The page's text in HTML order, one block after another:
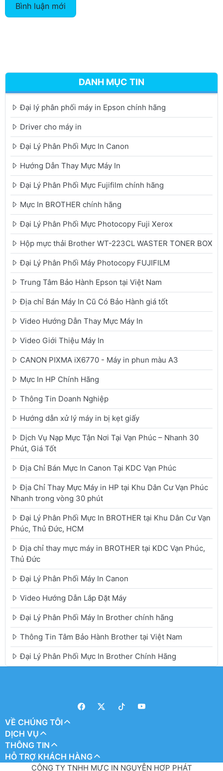
Bình luận mới
DANH MỤC TIN
Đại lý phân phối máy in Epson chính hãng
Driver cho máy in
Đại Lý Phân Phối Mực In Canon
Hướng Dẫn Thay Mực Máy In
Đại Lý Phân Phối Mực Fujifilm chính hãng
Mực In BROTHER chính hãng
Đại Lý Phân Phối Mực Photocopy Fuji Xerox
Hộp mực thải Brother WT-223CL WASTER TONER BOX
Đại Lý Phân Phối Máy Photocopy FUJIFILM
Trung Tâm Bảo Hành Epson tại Việt Nam
Địa chỉ Bán Máy In Cũ Có Bảo Hành giá tốt
Video Hướng Dẫn Thay Mực Máy In
Video Giới Thiệu Máy In
CANON PIXMA iX6770 - Máy in phun màu A3
Mực In HP Chính Hãng
Thông Tin Doanh Nghiệp
Hướng dẫn xử lý máy in bị kẹt giấy
Dịch Vụ Nạp Mực Tận Nơi Tại Vạn Phúc – Nhanh 30
Phút, Giá Tốt
Địa Chỉ Bán Mực In Canon Tại KDC Vạn Phúc
Địa Chỉ Thay Mực Máy in HP tại Khu Dân Cư Vạn Phúc
Nhanh trong vòng 30 phút
Đại Lý Phân Phối Mực In BROTHER tại Khu Dân Cư Vạn
Phúc, Thủ Đức, HCM
Địa chỉ thay mực máy in BROTHER tại KDC Vạn Phúc,
Thủ Đức
Đại Lý Phân Phối Máy In Canon
Video Hướng Dẫn Lắp Đặt Máy
Đại Lý Phân Phối Máy In Brother chính hãng
Thông Tin Tâm Bảo Hành Brother tại Việt Nam
Đại Lý Phân Phối Mực In Brother Chính Hãng
VỀ CHÚNG TÔI
DỊCH VỤ
THÔNG TIN
HỖ TRỢ KHÁCH HÀNG
CÔNG TY TNHH MỰC IN NGUYỄN HỢP PHÁT